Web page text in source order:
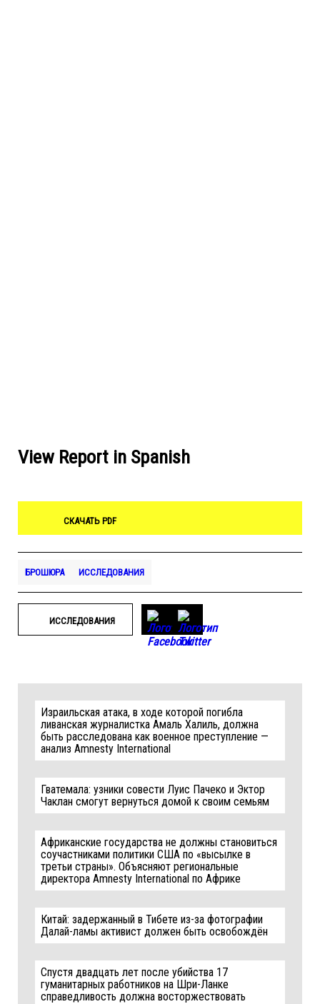
View Report in Spanish
СКАЧАТЬ PDF
БРОШЮРА ИССЛЕДОВАНИЯ
ИССЛЕДОВАНИЯ
Израильская атака, в ходе которой погибла
ливанская журналистка Амаль Халиль, должна
быть расследована как военное преступление —
анализ Amnesty International
Гватемала: узники совести Луис Пачеко и Эктор
Чаклан смогут вернуться домой к своим семьям
Африканские государства не должны становиться
соучастниками политики США по «высылке в
третьи страны». Объясняют региональные
директора Amnesty International по Африке
Китай: задержанный в Тибете из-за фотографии
Далай-ламы активист должен быть освобождён
Спустя двадцать лет после убийства 17
гуманитарных работников на Шри-Ланке
справедливость должна восторжествовать